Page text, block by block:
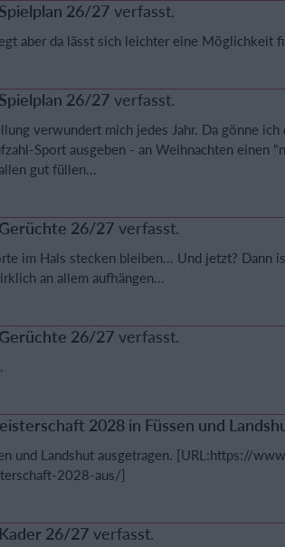
Spielplan 26/27 verfasst.
aber da lässt sich leichter eine Möglichkeit
Spielplan 26/27 verfasst.
verwundert mich jedes Jahr. Da gönne
Sport ausgeben - an Weihnachten einen
gut füllen...
Gerüchte 26/27 verfasst.
im Hals stecken bleiben... Und jetzt? Dann
an allem aufhängen...
Gerüchte 26/27 verfasst.
2028 in Füssen und
und Landshut ausgetragen. [URL:https://
2028-aus/]
Kader 26/27 verfasst.